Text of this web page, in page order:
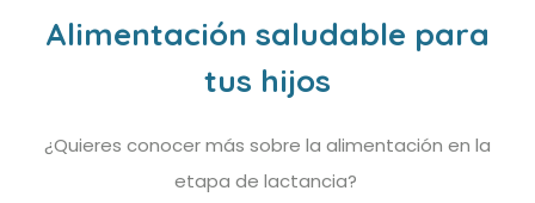
Alimentación saludable para
tus hijos
¿Quieres conocer más sobre la alimentación en la
etapa de lactancia?